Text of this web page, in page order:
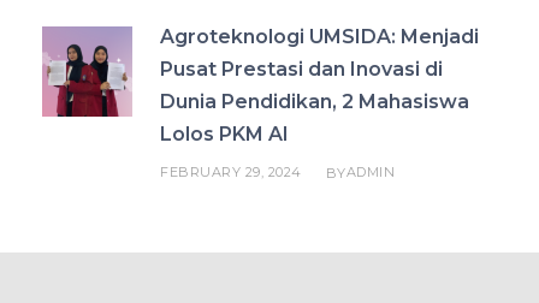
Agroteknologi UMSIDA: Menjadi
Pusat Prestasi dan Inovasi di
Dunia Pendidikan, 2 Mahasiswa
Lolos PKM AI
FEBRUARY 29, 2024 BYADMIN